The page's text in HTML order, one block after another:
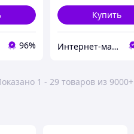
96%
Купить
Интернет-магазин «Luvete-market»
1 - 29 товаров из 9000+